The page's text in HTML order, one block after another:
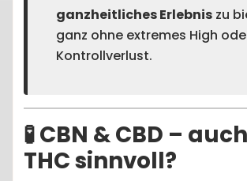
ganzheitliches Erlebnis zu
ganz ohne extremes High
Kontrollverlust.
🧪 CBN & CBD –
THC sinnvoll?